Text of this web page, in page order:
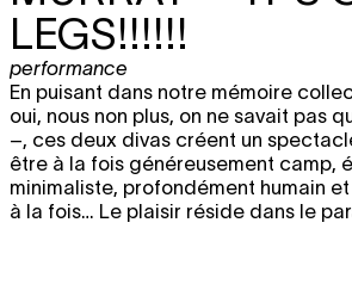
LEGS!!!!!!
performance
En puisant dans notre mémoire
oui, nous non plus, on ne savait pas
–, ces deux divas créent un
être à la fois généreusement camp,
minimaliste, profondément humain et
à la fois… Le plaisir réside dans le